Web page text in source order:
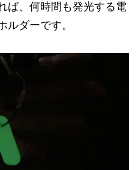
ば、何時間も発光する電
ルダーです。